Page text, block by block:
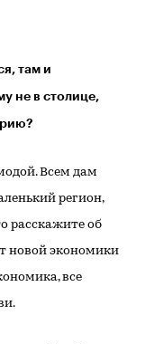
там и
не в столице,
Всем дам
регион,
расскажите об
новой экономики
все